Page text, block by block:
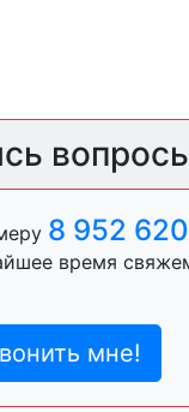
8 952
время
мне!